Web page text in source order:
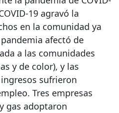
19 agravó la
en la comunidad ya
afectó de
a las comunidades
y de color), y las
sufrieron
Tres empresas
gas adoptaron